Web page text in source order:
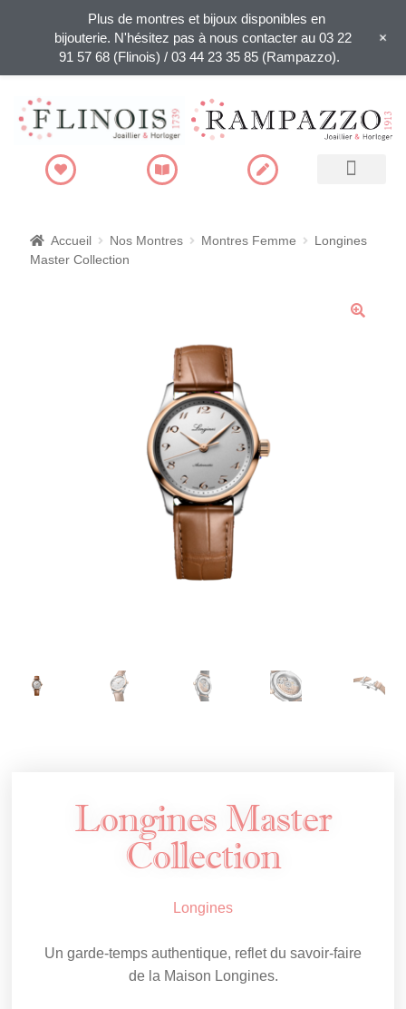
Accueil Nos Montres Montres Femme
Longines
Master Collection
Longines Master
Collection
Longines
Un garde-temps authentique, reflet du savoir-faire
de la Maison Longines.
Plus de montres et bijoux disponibles en
bijouterie. N'hésitez pas à nous contacter au 03 22
91 57 68 (Flinois) / 03 44 23 35 85 (Rampazzo).
+